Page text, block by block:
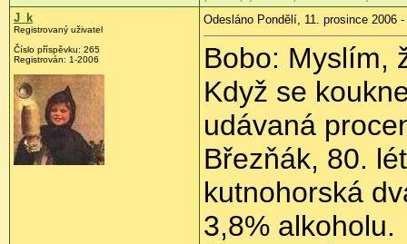
J_k
Registrovaný uživatel
Číslo příspěvku: 265
Registrován: 1-2006
Odesláno Pondělí, 11. prosince 2006 -
Bobo: Myslím,
Když se
udávaná
Březňák, 80.
kutnohorská
3,8% alkoholu.